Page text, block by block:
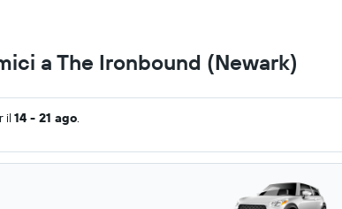
a The Ironbound (Newark)
il 14 - 21 ago.